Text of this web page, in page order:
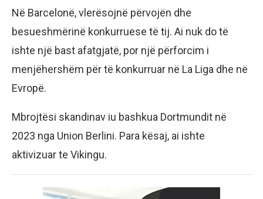
Në Barcelonë, vlerësojnë përvojën dhe
besueshmërinë konkurruese të tij. Ai nuk do të
ishte një bast afatgjatë, por një përforcim i
menjëhershëm për të konkurruar në La Liga dhe në
Evropë.
Mbrojtësi skandinav iu bashkua Dortmundit në
2023 nga Union Berlini. Para kësaj, ai ishte
aktivizuar te Vikingu.